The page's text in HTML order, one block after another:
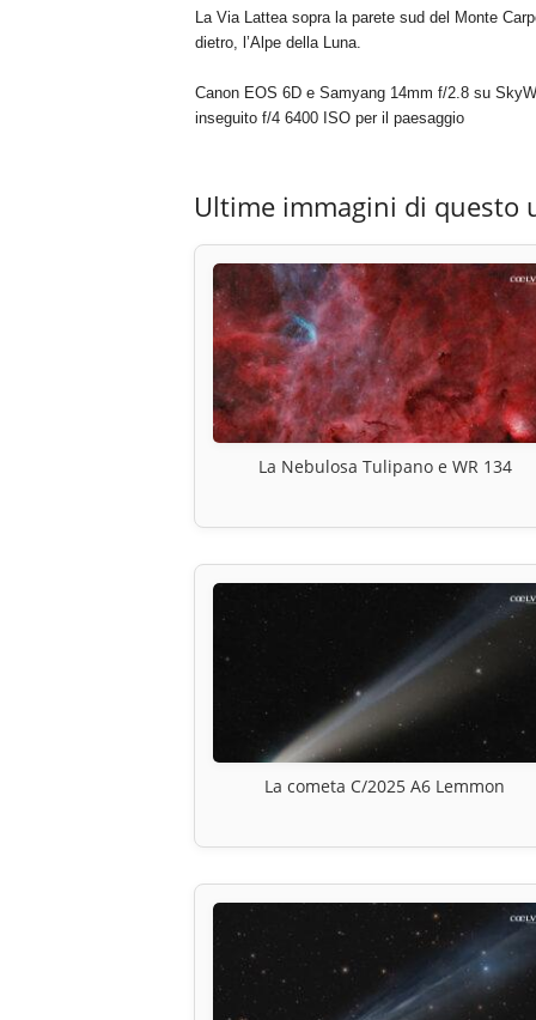
La Via Lattea sopra la parete sud del Monte
dietro, l’Alpe della Luna.
Canon EOS 6D e Samyang 14mm f/2.8 su
inseguito f/4 6400 ISO per il paesaggio
Ultime immagini di questo
La Nebulosa Tulipano e WR 134
La cometa C/2025 A6 Lemmon